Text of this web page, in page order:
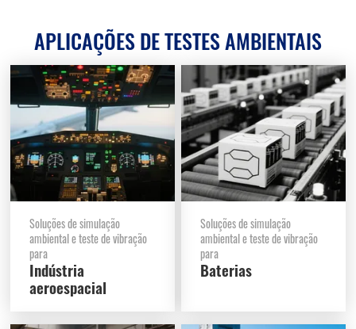
APLICAÇÕES DE TESTES AMBIENTAIS
Soluções de simulação
ambiental e teste de vibração
para
Indústria
aeroespacial
Soluções de simulação
ambiental e teste de vibração
para
Baterias